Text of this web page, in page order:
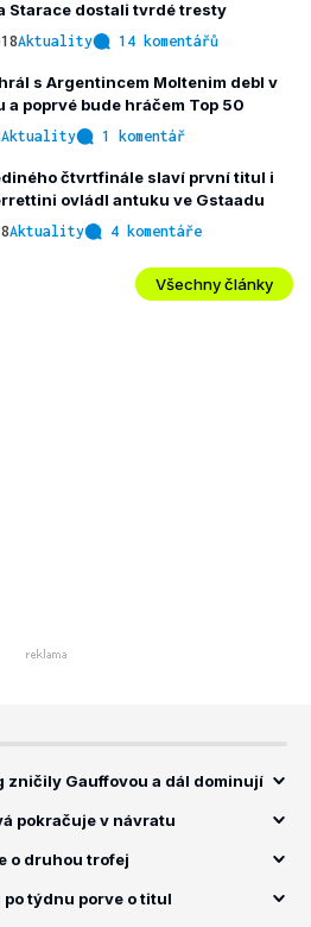
Starace dostali tvrdé tresty
Aktuality 14 komentářů
s Argentincem Moltenim debl v
a poprvé bude hráčem Top 50
Aktuality 1 komentář
čtvrtfinále slaví první titul i
ovládl antuku ve Gstaadu
Aktuality 4 komentáře
Všechny články
zničily Gauffovou a dál dominují
pokračuje v návratu
o druhou trofej
po týdnu porve o titul